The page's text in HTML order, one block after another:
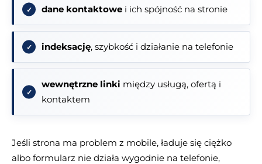
dane kontaktowe i ich spójność na stronie
indeksację, szybkość i działanie na telefonie
wewnętrzne linki między usługą, ofertą i
kontaktem
Jeśli strona ma problem z mobile, ładuje się ciężko
albo formularz nie działa wygodnie na telefonie,